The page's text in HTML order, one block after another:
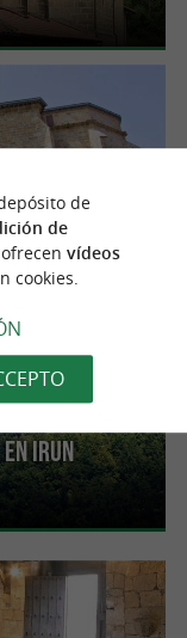
en Irun
Irun
de
de
vídeos
cookies.